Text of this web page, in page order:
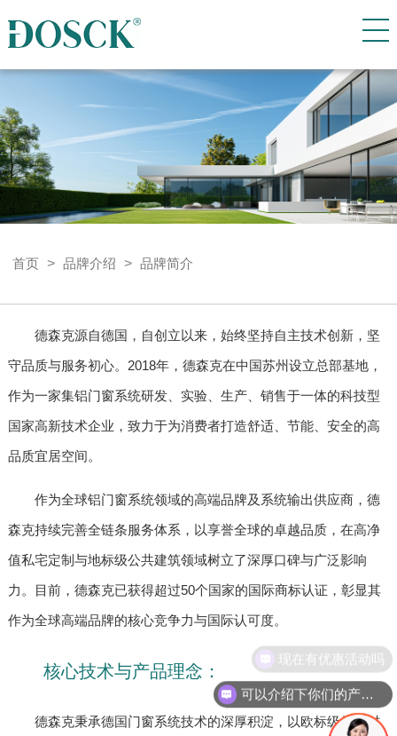
首页 > 品牌介绍 > 品牌简介
德森克源自德国，自创立以来，始终坚持自主技术创新，坚
守品质与服务初心。2018年，德森克在中国苏州设立总部基地，
作为一家集铝门窗系统研发、实验、生产、销售于一体的科技型
国家高新技术企业，致力于为消费者打造舒适、节能、安全的高
品质宜居空间。
作为全球铝门窗系统领域的高端品牌及系统输出供应商，德
森克持续完善全链条服务体系，以享誉全球的卓越品质，在高净
值私宅定制与地标级公共建筑领域树立了深厚口碑与广泛影响
力。目前，德森克已获得超过50个国家的国际商标认证，彰显其
作为全球高端品牌的核心竞争力与国际认可度。
核心技术与产品理念：
德森克秉承德国门窗系统技术的深厚积淀，以欧标级的原材
可以介绍下你们的产品么
现在有优惠活动吗